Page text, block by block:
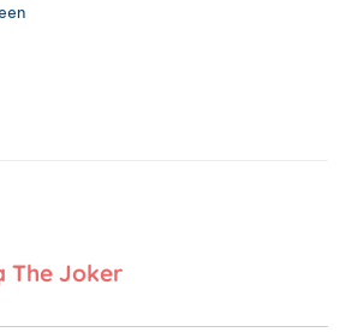
The Joker